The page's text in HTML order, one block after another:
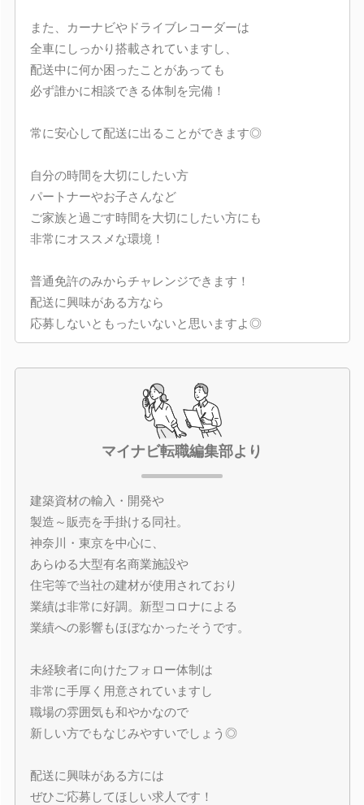
また、カーナビやドライブレコーダーは
全車にしっかり搭載されていますし、
配送中に何か困ったことがあっても
必ず誰かに相談できる体制を完備！
常に安心して配送に出ることができます◎
自分の時間を大切にしたい方
パートナーやお子さんなど
ご家族と過ごす時間を大切にしたい方にも
非常にオススメな環境！
普通免許のみからチャレンジできます！
配送に興味がある方なら
応募しないともったいないと思いますよ◎
マイナビ転職編集部より
建築資材の輸入・開発や
製造～販売を手掛ける同社。
神奈川・東京を中心に、
あらゆる大型有名商業施設や
住宅等で当社の建材が使用されており
業績は非常に好調。新型コロナによる
業績への影響もほぼなかったそうです。
未経験者に向けたフォロー体制は
非常に手厚く用意されていますし
職場の雰囲気も和やかなので
新しい方でもなじみやすいでしょう◎
配送に興味がある方には
ぜひご応募してほしい求人です！